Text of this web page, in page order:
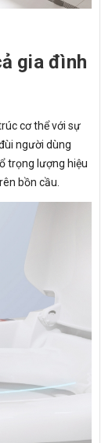
gia đình
cơ thể với sự
người dùng
trọng lượng hiệu
bồn cầu.